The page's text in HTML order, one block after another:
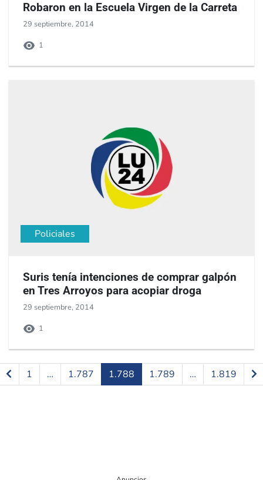
Robaron en la Escuela Virgen de la Carreta
29 septiembre, 2014
1
Policiales
Suris tenía intenciones de comprar galpón
en Tres Arroyos para acopiar droga
29 septiembre, 2014
1
1 … 1.787 1.788 1.789 … 1.819